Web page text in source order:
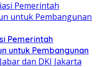
Pemerintah
untuk Pembangunan